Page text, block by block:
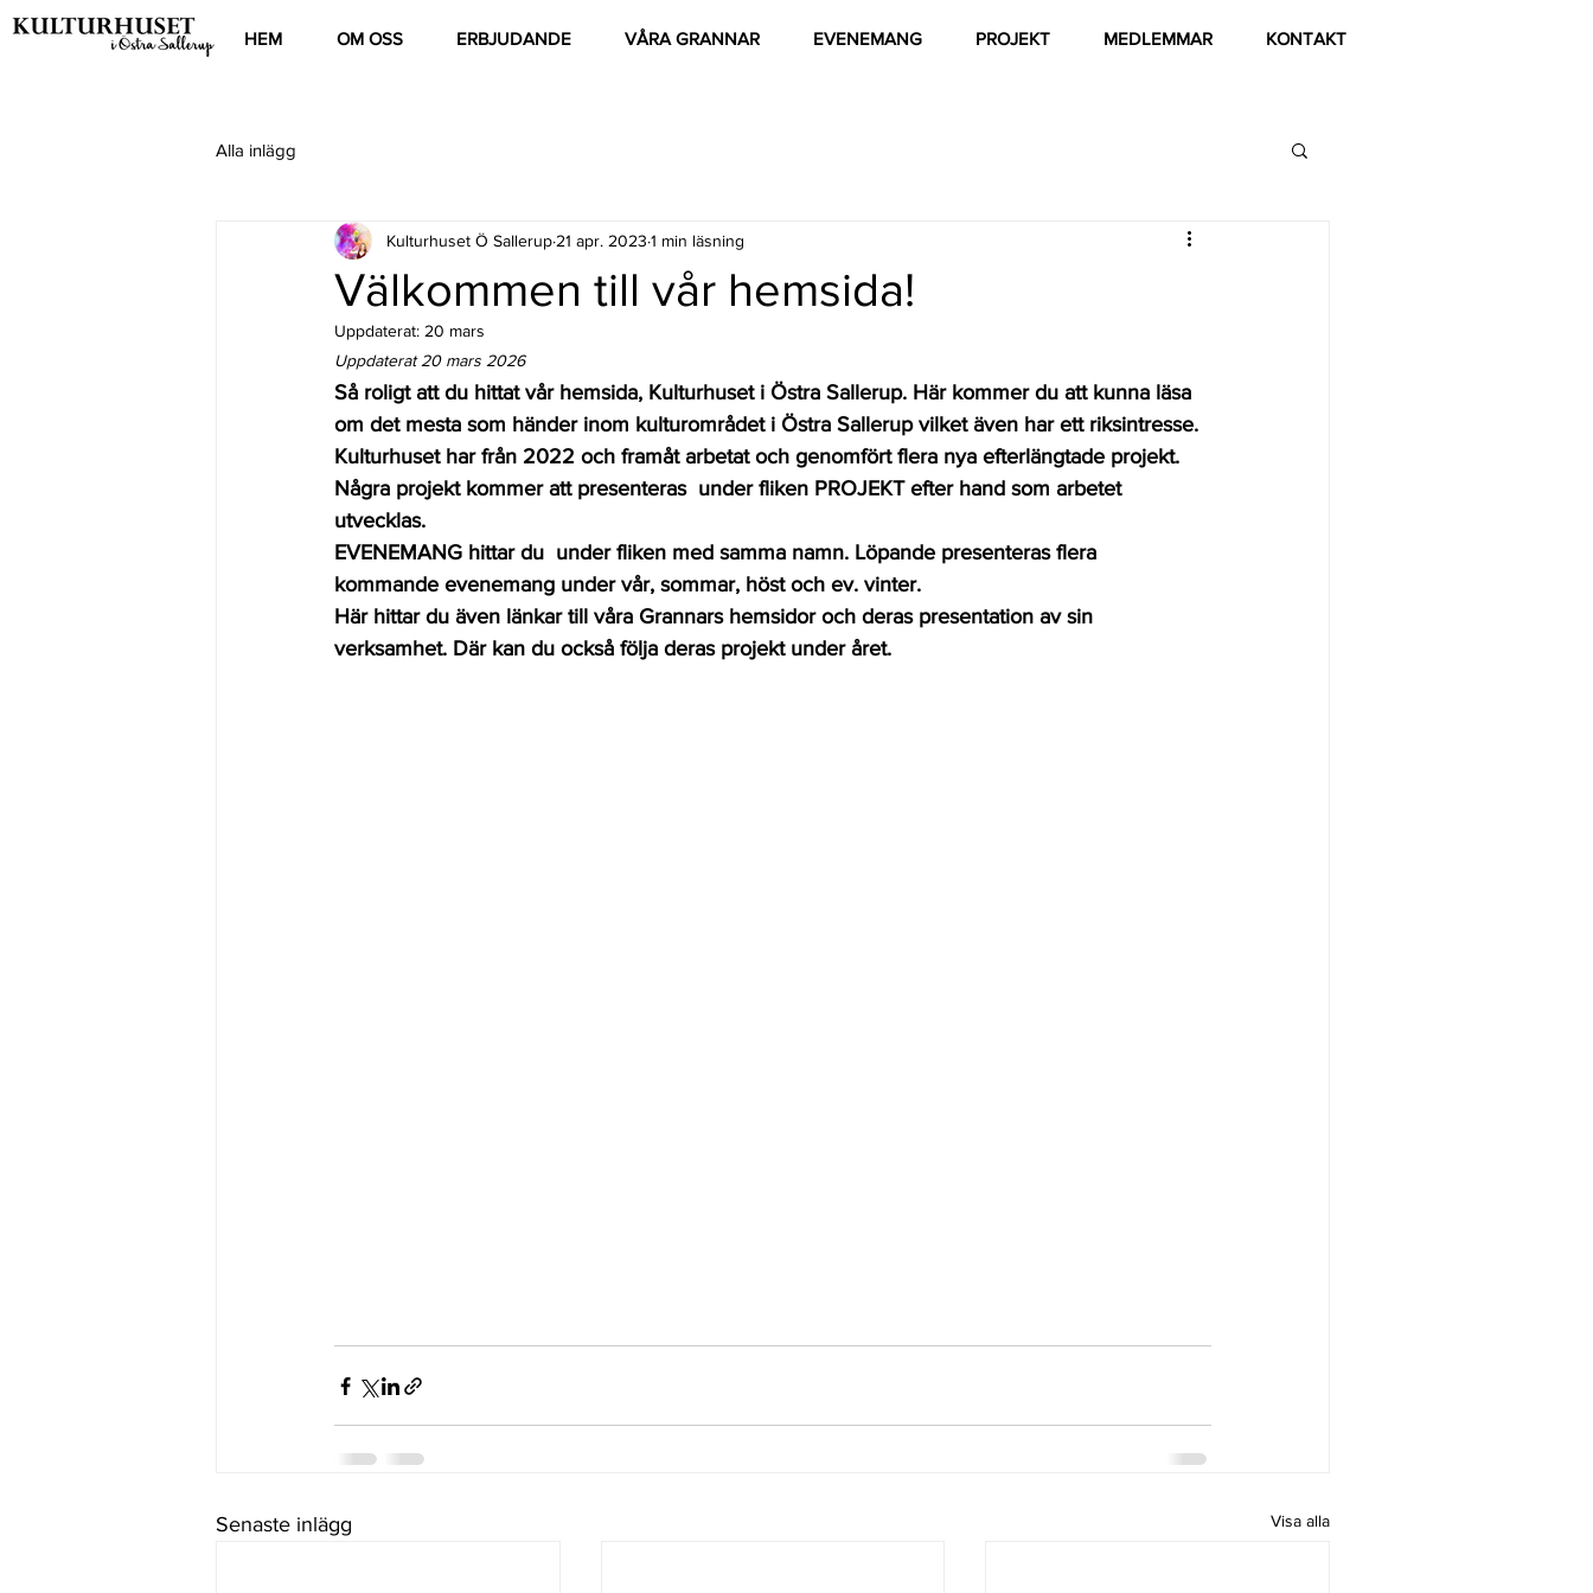
HEM OM OSS ERBJUDANDE VÅRA GRANNAR EVENEMANG PROJEKT MEDLEMMAR KONTAKT
Alla inlägg
Välkommen till vår hemsida!
Kulturhuset Ö Sallerup 21 apr. 2023 1 min läsning
Uppdaterat: 20 mars
Uppdaterat 20 mars 2026
Så roligt att du hittat vår hemsida, Kulturhuset i Östra Sallerup. Här kommer du att kunna läsa
om det mesta som händer inom kulturområdet i Östra Sallerup vilket även har ett riksintresse.
Kulturhuset har från 2022 och framåt arbetat och genomfört flera nya efterlängtade projekt.
Några projekt kommer att presenteras  under fliken PROJEKT efter hand som arbetet
utvecklas.
EVENEMANG hittar du  under fliken med samma namn. Löpande presenteras flera
kommande evenemang under vår, sommar, höst och ev. vinter.
Här hittar du även länkar till våra Grannars hemsidor och deras presentation av sin
verksamhet. Där kan du också följa deras projekt under året.
Senaste inlägg Visa alla